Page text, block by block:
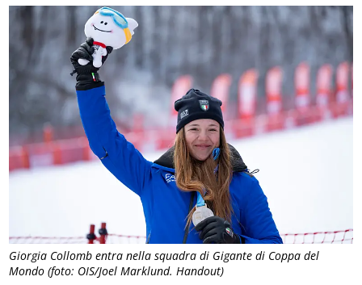
Giorgia Collomb entra nella squadra di Gigante di Coppa del
Mondo (foto: OIS/Joel Marklund. Handout)